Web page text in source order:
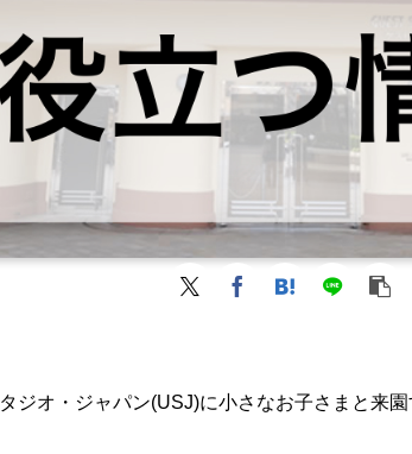
ジオ・ジャパン(USJ)に小さなお子さまと来